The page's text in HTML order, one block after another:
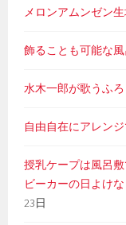
メロンアムンゼン
飾ることも可能な
水木一郎が歌うふ
自由自在にアレン
授乳ケープは風呂
ビーカーの日よけ
23日